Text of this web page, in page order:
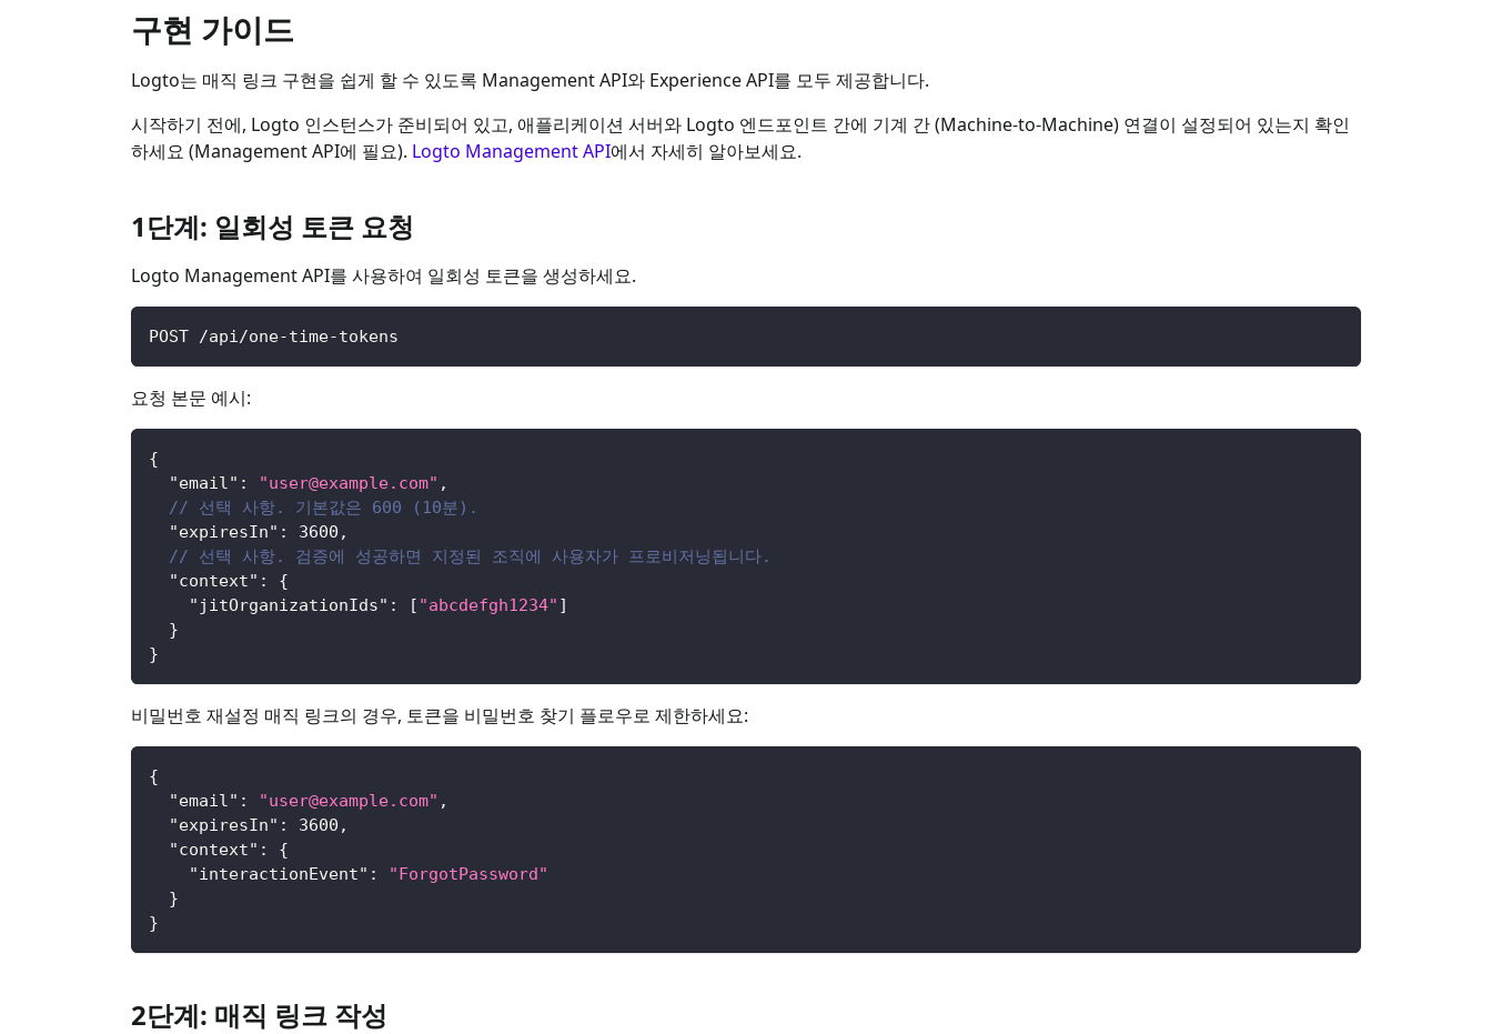
구현 가이드
Logto는 매직 링크 구현을 쉽게 할 수 있도록 Management API와 Experience API를 모두 제공합니다.
시작하기 전에, Logto 인스턴스가 준비되어 있고, 애플리케이션 서버와 Logto 엔드포인트 간에 기계 간 (Machine-to-Machine) 연결이 설정되어 있는지 확인
하세요 (Management API에 필요). Logto Management API에서 자세히 알아보세요.
1단계: 일회성 토큰 요청
Logto Management API를 사용하여 일회성 토큰을 생성하세요.
POST /api/one-time-tokens
요청 본문 예시:
{
"email" : "user@example.com" ,
// 선택 사항. 기본값은 600 (10분).
"expiresIn" : 3600 ,
// 선택 사항. 검증에 성공하면 지정된 조직에 사용자가 프로비저닝됩니다.
"context" :
{
"jitOrganizationIds" : [ "abcdefgh1234" ]
}
}
비밀번호 재설정 매직 링크의 경우, 토큰을 비밀번호 찾기 플로우로 제한하세요:
{
"email" : "user@example.com" ,
"expiresIn" : 3600 ,
"context" :
{
"interactionEvent" :
"ForgotPassword"
}
}
2단계: 매직 링크 작성